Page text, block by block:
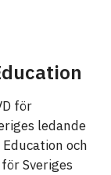
för
ledande
och
Sveriges